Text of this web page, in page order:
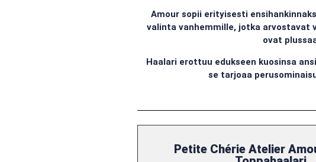
Amour sopii erityisesti
valinta vanhemmille, jotka
ovat
Haalari erottuu edukseen kuosinsa
se tarjoaa
Petite Chérie Atelier